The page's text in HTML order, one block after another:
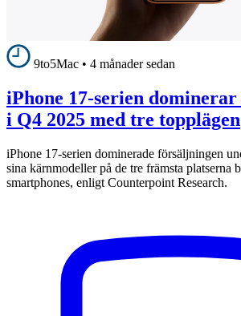
9to5Mac • 4 månader sedan
iPhone 17-serien
i Q4 2025 med tre topplägen
iPhone 17-serien dominerade försäljningen
sina kärnmodeller på de tre främsta platserna
smartphones, enligt Counterpoint Research.